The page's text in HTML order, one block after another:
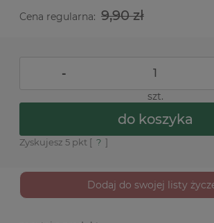
Cena regularna: 9,90 zł
-
szt.
do koszyka
Zyskujesz 5 pkt [ ? ]
Dodaj do swojej listy